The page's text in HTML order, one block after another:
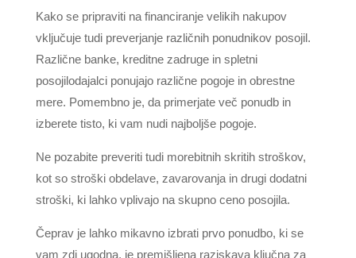
Kako se pripraviti na financiranje velikih nakupov
vključuje tudi preverjanje različnih ponudnikov posojil.
Različne banke, kreditne zadruge in spletni
posojilodajalci ponujajo različne pogoje in obrestne
mere. Pomembno je, da primerjate več ponudb in
izberete tisto, ki vam nudi najboljše pogoje.
Ne pozabite preveriti tudi morebitnih skritih stroškov,
kot so stroški obdelave, zavarovanja in drugi dodatni
stroški, ki lahko vplivajo na skupno ceno posojila.
Čeprav je lahko mikavno izbrati prvo ponudbo, ki se
vam zdi ugodna, je premišljena raziskava ključna za